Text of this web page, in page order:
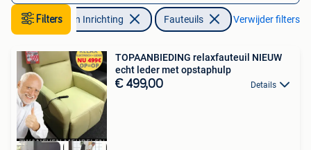
FiltersHuis en Inrichting Fauteuils Verwijder filters
TOPAANBIEDING relaxfauteuil NIEUW
echt leder met opstaphulp
€ 499,00 Details